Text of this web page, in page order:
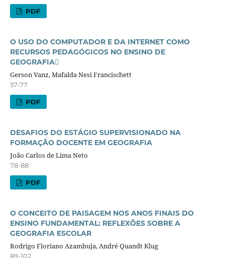
PDF
O USO DO COMPUTADOR E DA INTERNET COMO
RECURSOS PEDAGÓGICOS NO ENSINO DE
GEOGRAFIA
Gerson Vanz, Mafalda Nesi Francischett
57-77
PDF
DESAFIOS DO ESTÁGIO SUPERVISIONADO NA
FORMAÇÃO DOCENTE EM GEOGRAFIA
João Carlos de Lima Neto
78-88
PDF
O CONCEITO DE PAISAGEM NOS ANOS FINAIS DO
ENSINO FUNDAMENTAL: REFLEXÕES SOBRE A
GEOGRAFIA ESCOLAR
Rodrigo Floriano Azambuja, André Quandt Klug
89-102